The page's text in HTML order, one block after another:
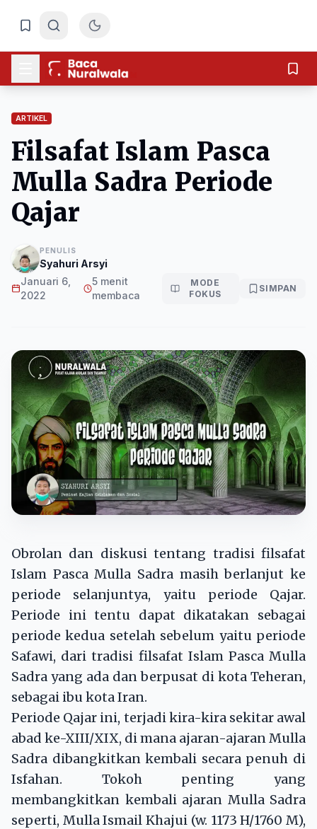
ARTIKEL
Filsafat Islam Pasca
Mulla Sadra Periode
Qajar
PENULIS
Syahuri Arsyi
Januari 6,
2022
5 menit
membaca
MODE
FOKUS
SIMPAN
Obrolan dan diskusi tentang tradisi filsafat
Islam Pasca Mulla Sadra masih berlanjut ke
periode selanjuntya, yaitu periode Qajar.
Periode ini tentu dapat dikatakan sebagai
periode kedua setelah sebelum yaitu periode
Safawi, dari tradisi filsafat Islam Pasca Mulla
Sadra yang ada dan berpusat di kota Teheran,
sebagai ibu kota Iran.
Periode Qajar ini, terjadi kira-kira sekitar awal
abad ke-XIII/XIX, di mana ajaran-ajaran Mulla
Sadra dibangkitkan kembali secara penuh di
Isfahan. Tokoh penting yang
membangkitkan kembali ajaran Mulla Sadra
seperti, Mulla Ismail Khajui (w. 1173 H/1760 M),